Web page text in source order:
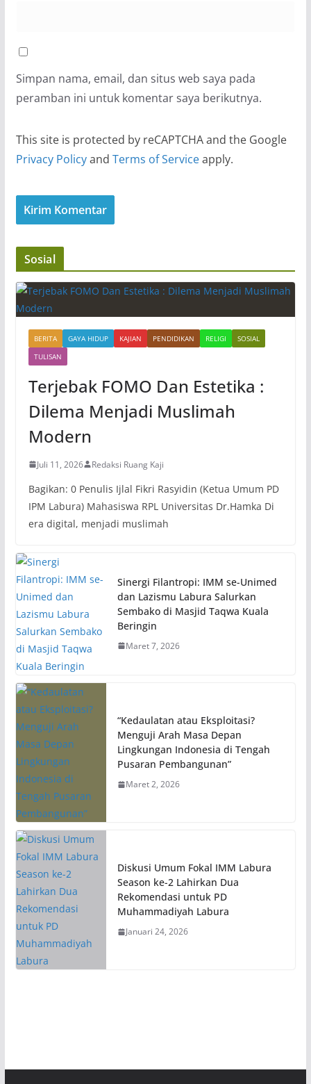
Simpan nama, email, dan situs web saya pada
peramban ini untuk komentar saya berikutnya.
This site is protected by reCAPTCHA and the Google
Privacy Policyand Terms of Serviceapply.
Sosial
BERITA GAYA HIDUP KAJIAN PENDIDIKAN RELIGI
SOSIAL
TULISAN
Terjebak FOMO Dan Estetika :
Dilema Menjadi Muslimah
Modern
Juli 11, 2026 Redaksi Ruang Kaji
Bagikan: 0 Penulis Ijlal Fikri Rasyidin (Ketua Umum PD
IPM Labura) Mahasiswa RPL Universitas Dr.Hamka Di
era digital, menjadi muslimah
Sinergi Filantropi: IMM se-Unimed
dan Lazismu Labura Salurkan
Sembako di Masjid Taqwa Kuala
Beringin
Maret 7, 2026
“Kedaulatan atau Eksploitasi?
Menguji Arah Masa Depan
Lingkungan Indonesia di Tengah
Pusaran Pembangunan”
Maret 2, 2026
Diskusi Umum Fokal IMM Labura
Season ke-2 Lahirkan Dua
Rekomendasi untuk PD
Muhammadiyah Labura
Januari 24, 2026